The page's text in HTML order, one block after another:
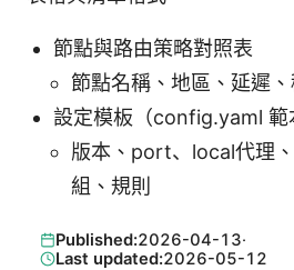
節點與路由策略對照表
節點名稱、地區、延遲
設定模板（config.yaml 範
版本、port、local代理
組、規則
Published:2026-04-13·
Last updated:2026-05-12